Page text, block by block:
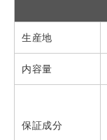
生産地
内容量
保証成分